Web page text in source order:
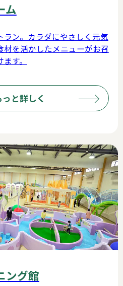
ム
ラン。カラダにやさしく元気
材を活かしたメニューがお召
す。
っと詳しく
ング館